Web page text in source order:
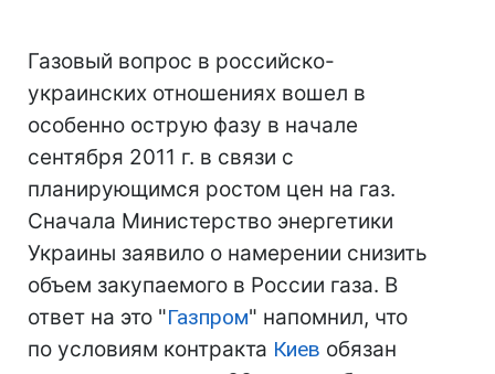
Газовый вопрос в российско-
украинских отношениях вошел в
особенно острую фазу в начале
сентября 2011 г. в связи с
планирующимся ростом цен на газ.
Сначала Министерство энергетики
Украины заявило о намерении снизить
объем закупаемого в России газа. В
ответ на это "Газпром" напомнил, что
по условиям контракта Киев обязан